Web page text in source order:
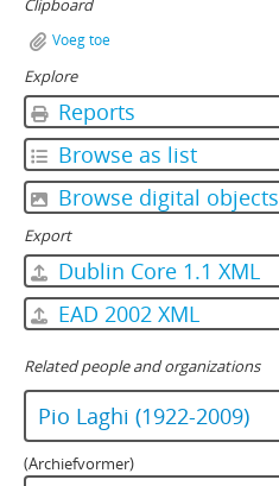
Clipboard
Voeg toe
Explore
Reports
Browse as list
Browse digital objects
Export
Dublin Core 1.1 XML
EAD 2002 XML
Related people and organizations
Pio Laghi (1922-2009)
(Archiefvormer)